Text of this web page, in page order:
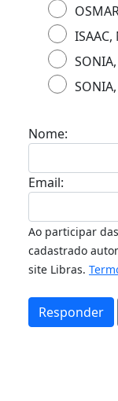
ISAAC,
Nome:
Email:
Ao participar
cadastrado
site Libras.
Responder